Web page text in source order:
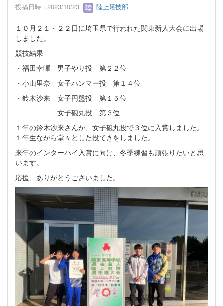
投稿日時 : 2023/10/23 陸上競技部
１０月２１・２２日に埼玉県で行われた関東新人大会に出場
しました。
競技結果
・福田幸暉 男子やり投 第２２位
・小山里奈 女子ハンマー投 第１４位
・鈴木沙来 女子円盤投 第１５位
女子砲丸投 第３位
１年の鈴木沙来さんが、女子砲丸投で３位に入賞しました。
１年生ながら堂々とした投てきをしました。
来年のインターハイ入賞に向け、冬季練習も頑張りたいと思
います。
応援、ありがとうございました。